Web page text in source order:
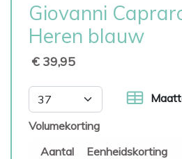
Giovanni
Heren blauw
€ 39,95
Volumekorting
Aantal
Eenheidskorting